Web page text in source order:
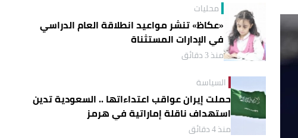
محليات
«عكاظ» تنشر مواعيد انطلاقة العام الدراسي
في الإدارات المستثناة
منذ 3 دقائق
السياسة
حملت إيران عواقب اعتداءاتها .. السعودية تدين
استهداف ناقلة إماراتية في هرمز
منذ 4 دقائق